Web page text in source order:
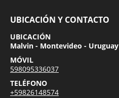
UBICACIÓN Y CONTACTO
UBICACIÓN
Malvin - Montevideo - Uruguay
MÓVIL
598095336037
TELÉFONO
+59826148574